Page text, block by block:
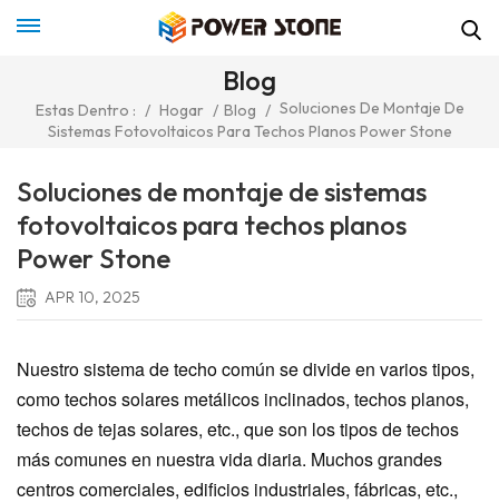
Blog
Estas Dentro : / Hogar / Blog / Soluciones De Montaje De
Sistemas Fotovoltaicos Para Techos Planos Power Stone
Soluciones de montaje de sistemas
fotovoltaicos para techos planos
Power Stone
APR 10, 2025
Nuestro sistema de techo común se divide en varios tipos,
como techos solares metálicos inclinados, techos planos,
techos de tejas solares, etc., que son los tipos de techos
más comunes en nuestra vida diaria. Muchos grandes
centros comerciales, edificios industriales, fábricas, etc.,